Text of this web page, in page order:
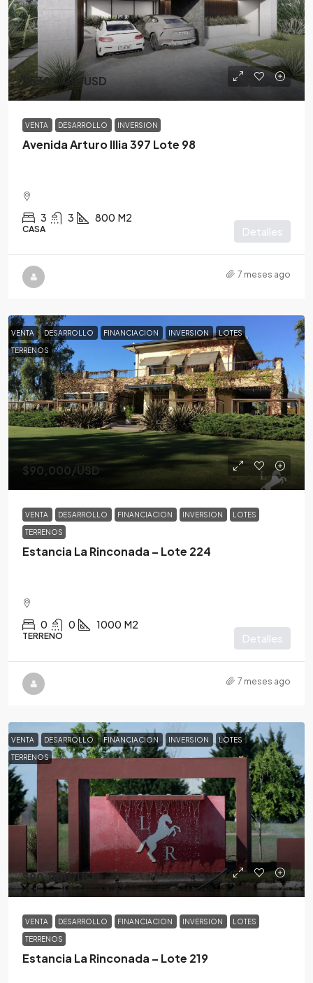
$530,000/USD
VENTA DESARROLLO INVERSION
Avenida Arturo Illia 397 Lote 98
3 3 800 M2
CASA Detalles
7 meses ago
VENTA DESARROLLO FINANCIACION INVERSION LOTES
TERRENOS
$90,000/USD
VENTA DESARROLLO FINANCIACION INVERSION LOTES
TERRENOS
Estancia La Rinconada – Lote 224
0 0 1000 M2
TERRENO Detalles
7 meses ago
VENTA DESARROLLO FINANCIACION INVERSION LOTES
TERRENOS
$90,000/USD
VENTA DESARROLLO FINANCIACION INVERSION LOTES
TERRENOS
Estancia La Rinconada – Lote 219